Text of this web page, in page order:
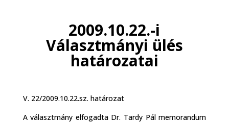
2009.10.22.-i
Választmányi ülés
határozatai
V. 22/2009.10.22.sz. határozat
A választmány elfogadta Dr. Tardy Pál memorandum